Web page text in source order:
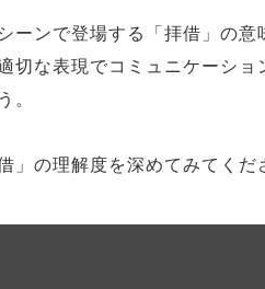
ーンで登場する「拝借」の意
切な表現でコミュニケーショ
の理解度を深めてみてくだ